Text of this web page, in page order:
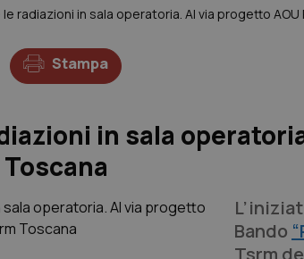
le radiazioni in sala operatoria. Al via progetto
Stampa
in sala
Bando
Tsrm